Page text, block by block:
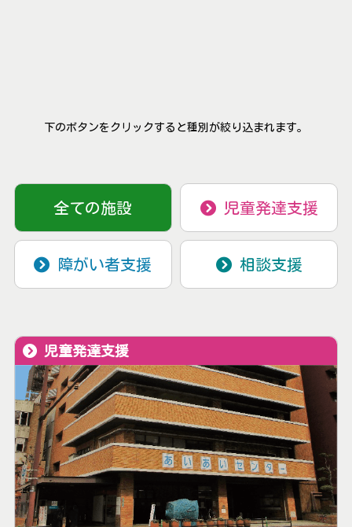
下のボタンをクリックすると種別が絞り込まれます。
全ての施設 児童発達支援
障がい者支援 相談支援
児童発達支援